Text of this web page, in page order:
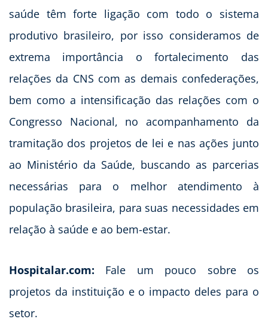
saúde têm forte ligação com todo o sistema
produtivo brasileiro, por isso consideramos de
extrema importância o fortalecimento das
relações da CNS com as demais confederações,
bem como a intensificação das relações com o
Congresso Nacional, no acompanhamento da
tramitação dos projetos de lei e nas ações junto
ao Ministério da Saúde, buscando as parcerias
necessárias para o melhor atendimento à
população brasileira, para suas necessidades em
relação à saúde e ao bem-estar.
Hospitalar.com: Fale um pouco sobre os
projetos da instituição e o impacto deles para o
setor.